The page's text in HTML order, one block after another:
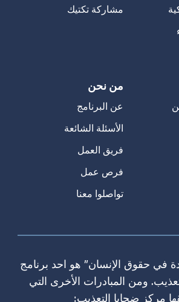
مشاركة تكتيك
من نحن
عن البرنامج
الأسئلة الشائعة
فريق العمل
فرص عمل
تواصلوا معنا
في حقوق الإنسان” هو احد برنامج
ومن المبادرات الأخرى التي
مركز ضحايا التعذيب: